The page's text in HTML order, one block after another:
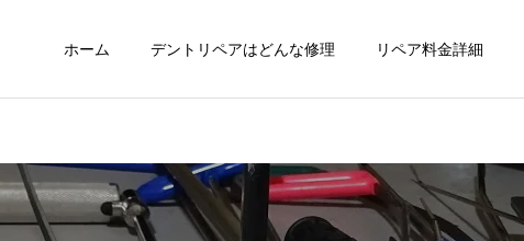
ホーム デントリペアはどんな修理 リペア料金詳細